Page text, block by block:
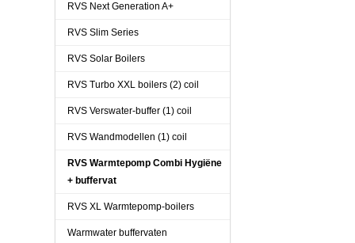
RVS Next Generation A+
RVS Slim Series
RVS Solar Boilers
RVS Turbo XXL boilers (2) coil
RVS Verswater-buffer (1) coil
RVS Wandmodellen (1) coil
RVS Warmtepomp Combi Hygiëne
+ buffervat
RVS XL Warmtepomp-boilers
Warmwater buffervaten